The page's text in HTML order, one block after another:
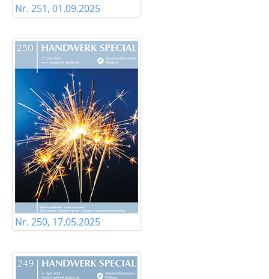
Nr. 251, 01.09.2025
Nr. 250, 17.05.2025